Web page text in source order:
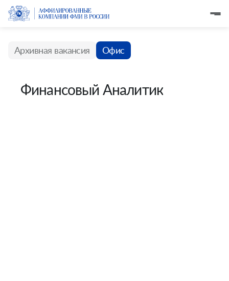
Архивная вакансия Офис
Финансовый Аналитик